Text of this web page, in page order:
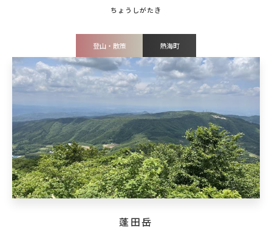
登山・散策 熱海町
蓬田岳